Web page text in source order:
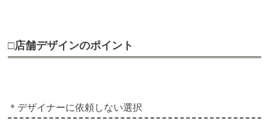
□店舗デザインのポイント
＊デザイナーに依頼しない選択